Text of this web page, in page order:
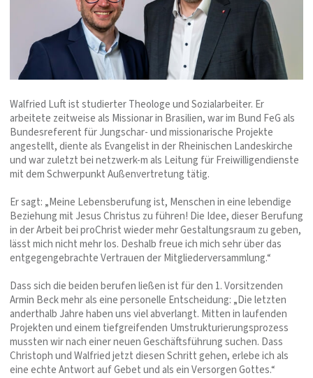
Walfried Luft ist studierter Theologe und Sozialarbeiter. Er
arbeitete zeitweise als Missionar in Brasilien, war im Bund FeG als
Bundesreferent für Jungschar- und missionarische Projekte
angestellt, diente als Evangelist in der Rheinischen Landeskirche
und war zuletzt bei netzwerk-m als Leitung für Freiwilligendienste
mit dem Schwerpunkt Außenvertretung tätig.
Er sagt: „Meine Lebensberufung ist, Menschen in eine lebendige
Beziehung mit Jesus Christus zu führen! Die Idee, dieser Berufung
in der Arbeit bei proChrist wieder mehr Gestaltungsraum zu geben,
lässt mich nicht mehr los. Deshalb freue ich mich sehr über das
entgegengebrachte Vertrauen der Mitgliederversammlung.“
Dass sich die beiden berufen ließen ist für den 1. Vorsitzenden
Armin Beck mehr als eine personelle Entscheidung: „Die letzten
anderthalb Jahre haben uns viel abverlangt. Mitten in laufenden
Projekten und einem tiefgreifenden Umstrukturierungsprozess
mussten wir nach einer neuen Geschäftsführung suchen. Dass
Christoph und Walfried jetzt diesen Schritt gehen, erlebe ich als
eine echte Antwort auf Gebet und als ein Versorgen Gottes.“